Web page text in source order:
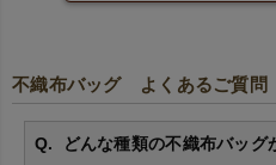
不織布バッグ よくあるご質問
どんな種類の不織布バッグ